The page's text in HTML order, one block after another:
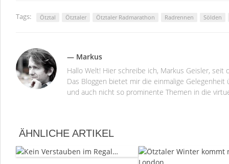
Tags: Ötztal Ötztaler Ötztaler Radmarathon Radrennen Sölden
— Markus
Hallo Welt! Hier schreibe ich, Markus Geisler,
Das Bloggen bietet mir die einmalige
und auch nicht so prominente Themen in die
ÄHNLICHE ARTIKEL